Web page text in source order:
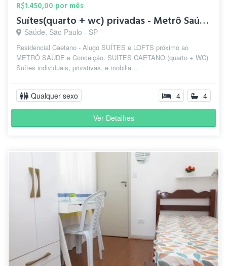
R$1.450,00 por mês
Suítes(quarto + wc) privadas - Metrô Saúde/S.Judas/Conceição
Saúde, São Paulo - SP
Residencial Caetano - Alugo SUÍTES e LOFTS próximo ao
METRÔ SAÚDE e Conceição. SUITES CAETANO:(quarto + WC)
Suítes individuais, privativas, e mobilia...
Qualquer sexo 4 4
Ver Detalhes